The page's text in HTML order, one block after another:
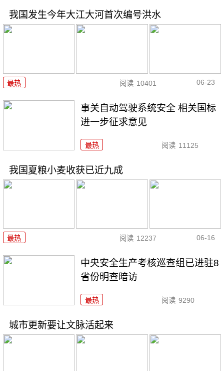
我国发生今年大江大河首次编号洪水
最热 阅读 10401 06-23
事关自动驾驶系统安全 相关国标
进一步征求意见
最热 阅读 11125
我国夏粮小麦收获已近九成
最热 阅读 12237 06-16
中央安全生产考核巡查组已进驻8
省份明查暗访
最热 阅读 9290
城市更新要让文脉活起来